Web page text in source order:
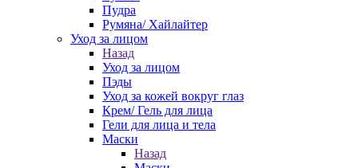
Пудра
Румяна/ Хайлайтер
Уход за лицом
Назад
Уход за лицом
Пэды
Уход за кожей вокруг глаз
Крем/ Гель для лица
Гели для лица и тела
Маски
Назад